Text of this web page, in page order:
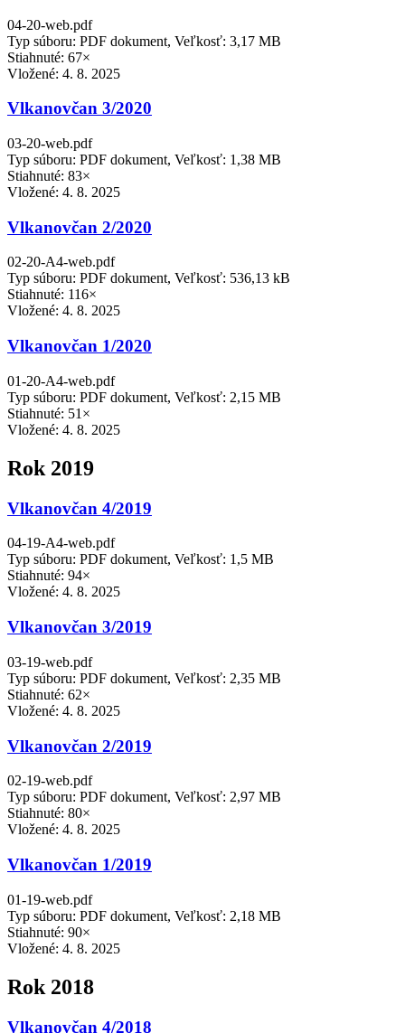
04-20-web.pdf
Typ súboru: PDF dokument, Veľkosť: 3,17 MB
Stiahnuté: 67×
Vložené: 4. 8. 2025
Vlkanovčan 3/2020
03-20-web.pdf
Typ súboru: PDF dokument, Veľkosť: 1,38 MB
Stiahnuté: 83×
Vložené: 4. 8. 2025
Vlkanovčan 2/2020
02-20-A4-web.pdf
Typ súboru: PDF dokument, Veľkosť: 536,13 kB
Stiahnuté: 116×
Vložené: 4. 8. 2025
Vlkanovčan 1/2020
01-20-A4-web.pdf
Typ súboru: PDF dokument, Veľkosť: 2,15 MB
Stiahnuté: 51×
Vložené: 4. 8. 2025
Rok 2019
Vlkanovčan 4/2019
04-19-A4-web.pdf
Typ súboru: PDF dokument, Veľkosť: 1,5 MB
Stiahnuté: 94×
Vložené: 4. 8. 2025
Vlkanovčan 3/2019
03-19-web.pdf
Typ súboru: PDF dokument, Veľkosť: 2,35 MB
Stiahnuté: 62×
Vložené: 4. 8. 2025
Vlkanovčan 2/2019
02-19-web.pdf
Typ súboru: PDF dokument, Veľkosť: 2,97 MB
Stiahnuté: 80×
Vložené: 4. 8. 2025
Vlkanovčan 1/2019
01-19-web.pdf
Typ súboru: PDF dokument, Veľkosť: 2,18 MB
Stiahnuté: 90×
Vložené: 4. 8. 2025
Rok 2018
Vlkanovčan 4/2018